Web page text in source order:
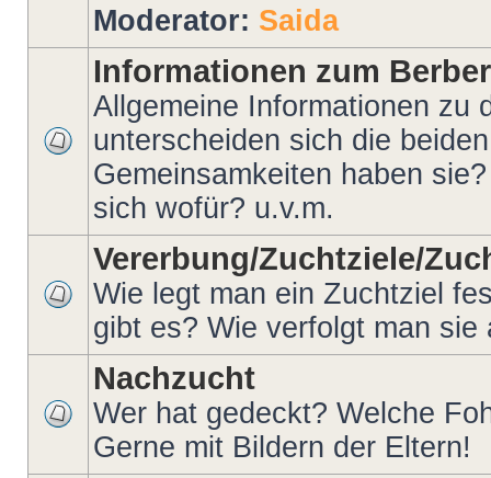
Moderator: Saida
Informationen zum
Allgemeine Informationen zu
unterscheiden sich die
Gemeinsamkeiten haben
sich wofür? u.v.m.
Vererbung/Zuchtziele/
Wie legt man ein Zuchtziel
gibt es? Wie verfolgt man sie
Nachzucht
Wer hat gedeckt? Welche
Gerne mit Bildern der Eltern!